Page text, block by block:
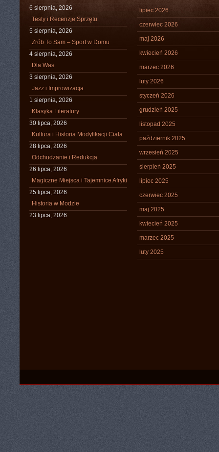
6 sierpnia, 2026
Testy i Recenzje Sprzętu
5 sierpnia, 2026
Zrób To Sam – Sport w Domu
4 sierpnia, 2026
Dla Was
3 sierpnia, 2026
Jazz i Improwizacja
1 sierpnia, 2026
Klasyka Literatury
30 lipca, 2026
Kultura i Historia Modyfikacji Ciała
28 lipca, 2026
Odchudzanie i Redukcja
26 lipca, 2026
Magiczne Miejsca i Tajemnice Afryki
25 lipca, 2026
Historia w Modzie
23 lipca, 2026
lipiec 2026
czerwiec 2026
maj 2026
kwiecień 2026
marzec 2026
luty 2026
styczeń 2026
grudzień 2025
listopad 2025
październik 2025
wrzesień 2025
sierpień 2025
lipiec 2025
czerwiec 2025
maj 2025
kwiecień 2025
marzec 2025
luty 2025